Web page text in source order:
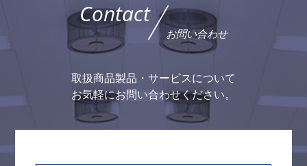
Contact
お問い合わせ
取扱商品製品・サービスについて
お気軽にお問い合わせください。